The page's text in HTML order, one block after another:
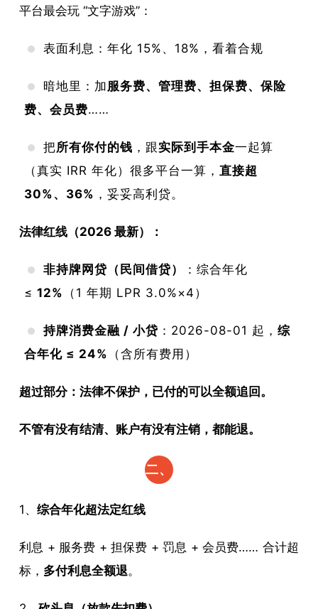
羊
坑的
平台最会玩 “文字游戏”：
表面利息：年化 15%、18%，看着合规
暗地里：加 服务费、管理费、担保费、保险
费、会员费……
把所有你付的钱 ，跟实际到手本金一起算
（真实 IRR 年化）很多平台一算， 直接超
30%、36% ，妥妥高利贷。
法律红线（2026 最新）：
非持牌网贷（民间借贷）
：综合年化
≤ 12% （1 年期 LPR 3.0%×4）
持牌消费金融 / 小贷 ：2026-08-01 起， 综
合年化 ≤ 24% （含所有费用）
超过部分：法律不保护，已付的可以全额追回。
不管有没有结清、账户有没有注销，都能退。
二、
钱，
1、 综合年化超法定红线
利息 + 服务费 + 担保费 + 罚息 + 会员费…… 合计超
标， 多付利息全额退。